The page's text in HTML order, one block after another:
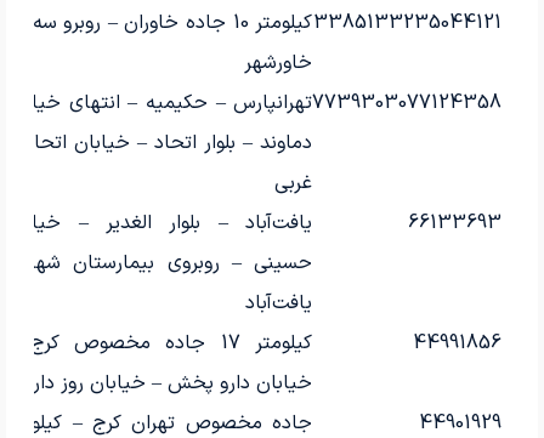
3385133235044121
کیلومتر 10 جاده خاوران – روبرو سه راه
خاورشهر
7739303077124358تهرانپارس – حکیمیه – انتهای خیابان
غربی
66133693
یافت‌آباد – بلوار الغدیر – خیابان
حسینی – روبروی بیمارستان شهدای
یافت‌آباد
44991856
کیلومتر 17 جاده مخصوص کرج –
خیابان دارو پخش – خیابان روز دار‌و
44901929
جاده مخصوص تهران کرج – کیلومتر